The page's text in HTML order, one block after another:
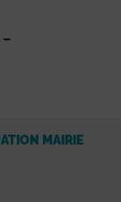
MAIRIE